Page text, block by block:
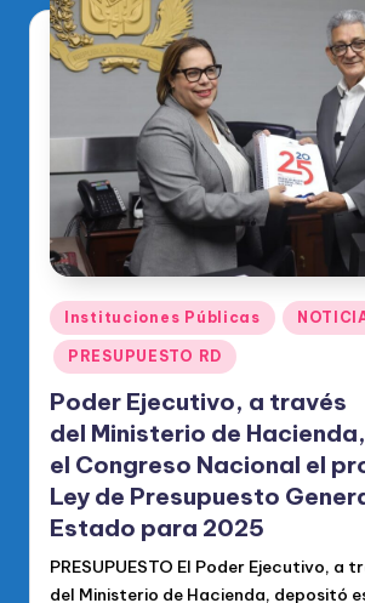
Publicado
en
Instituciones Públicas
PRESUPUESTO RD
Poder Ejecutivo, a través
del Ministerio de
el Congreso Nacional el
Ley de Presupuesto
Estado para 2025
PRESUPUESTO El Poder Ejecutivo, a
del Ministerio de Hacienda, depositó